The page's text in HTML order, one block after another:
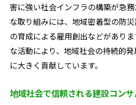
害に強い社会インフラの構築が急
な取り組みには、地域密着型の防
の育成による雇用創出などがあり
な活動により、地域社会の持続的
に大きく貢献しています。
地域社会で信頼される建設コン